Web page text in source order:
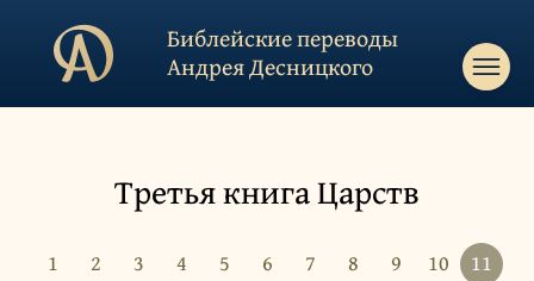
Библейские переводы
Андрея Десницкого
Третья книга Царств
1 2 3 4 5 6 7 8 9 10
11